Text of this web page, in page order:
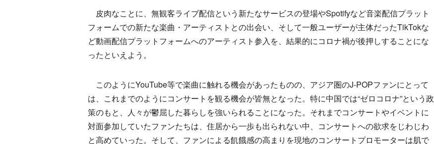
皮肉なことに、無観客ライブ配信という新たなサービスの登場やSpotifyなど音楽配信プラット
フォームでの新たな楽曲・アーティストとの出会い、そして一般ユーザーが主体だったTikTokな
ど動画配信プラットフォームへのアーティスト参入を、結果的にコロナ禍が後押しすることにな
ったといえよう。
このようにYouTube等で楽曲に触れる機会があったものの、アジア圏のJ-POPファンにとって
は、これまでのようにコンサートを観る機会が皆無となった。特に中国では“ゼロコロナ”という政
策のもと、人々が鬱屈した暮らしを強いられることになった。それまでコンサートやイベントに
対面参加していたファンたちは、住居から一歩も出られない中、コンサートへの欲求をじわじわ
と高めていった。そして、ファンによる飢餓感の高まりを現地のコンサートプロモーターは肌で